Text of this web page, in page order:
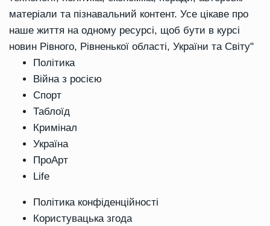
матеріали та пізнавальний контент. Усе цікаве про
наше життя на одному ресурсі, щоб бути в курсі
новин Рівного, Рівненької області, України та Світу"
Політика
Війна з росією
Спорт
Таблоїд
Кримінал
Україна
ПроАрт
Life
Політика конфіденційності
Користувацька згода